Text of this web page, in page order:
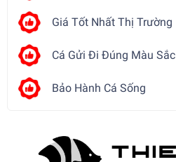
Giá Tốt Nhất Thị Trường
Cá Gửi Đi Đúng Màu Sắc
Bảo Hành Cá Sống